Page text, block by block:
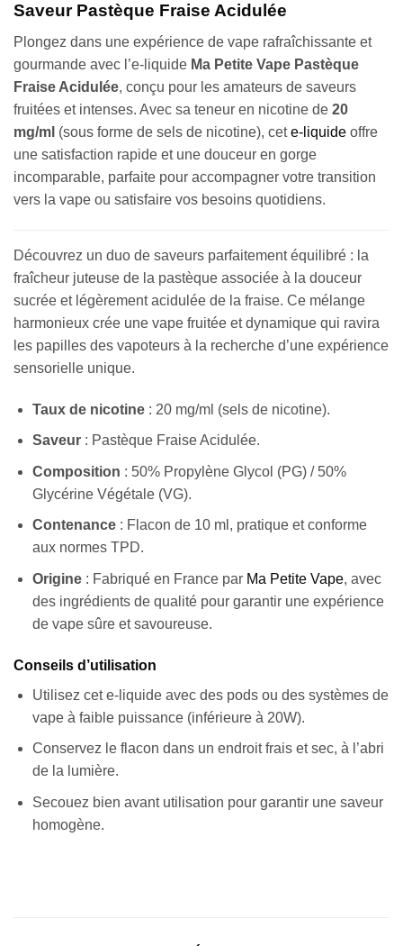
Saveur Pastèque Fraise Acidulée
Plongez dans une expérience de vape rafraîchissante et
gourmande avec l’e-liquide Ma Petite Vape Pastèque
Fraise Acidulée, conçu pour les amateurs de saveurs
fruitées et intenses. Avec sa teneur en nicotine de 20
mg/ml (sous forme de sels de nicotine), cete-liquide offre
une satisfaction rapide et une douceur en gorge
incomparable, parfaite pour accompagner votre transition
vers la vape ou satisfaire vos besoins quotidiens.
Découvrez un duo de saveurs parfaitement équilibré : la
fraîcheur juteuse de la pastèque associée à la douceur
sucrée et légèrement acidulée de la fraise. Ce mélange
harmonieux crée une vape fruitée et dynamique qui ravira
les papilles des vapoteurs à la recherche d’une expérience
sensorielle unique.
Taux de nicotine: 20 mg/ml (sels de nicotine).
Saveur: Pastèque Fraise Acidulée.
Composition : 50% Propylène Glycol (PG) / 50%
Glycérine Végétale (VG).
Contenance: Flacon de 10 ml, pratique et conforme
aux normes TPD.
Origine: Fabriqué en France par Ma Petite Vape, avec
des ingrédients de qualité pour garantir une expérience
de vape sûre et savoureuse.
Conseils d’utilisation
Utilisez cet e-liquide avec des pods ou des systèmes de
vape à faible puissance (inférieure à 20W).
Conservez le flacon dans un endroit frais et sec, à l’abri
de la lumière.
Secouez bien avant utilisation pour garantir une saveur
homogène.